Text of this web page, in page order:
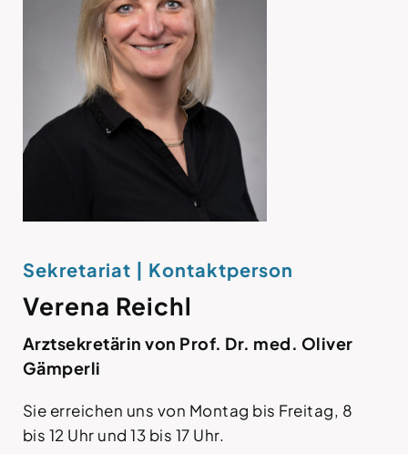
Sekretariat | Kontaktperson
Verena Reichl
Arztsekretärin von Prof. Dr. med. Oliver
Gämperli
Sie erreichen uns von Montag bis Freitag, 8
bis 12 Uhr und 13 bis 17 Uhr.